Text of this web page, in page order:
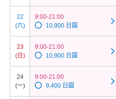
22
(六)
9:00-21:00
10,900 日圓
23
(日)
9:00-21:00
10,900 日圓
24
(一)
9:00-21:00
9,400 日圓